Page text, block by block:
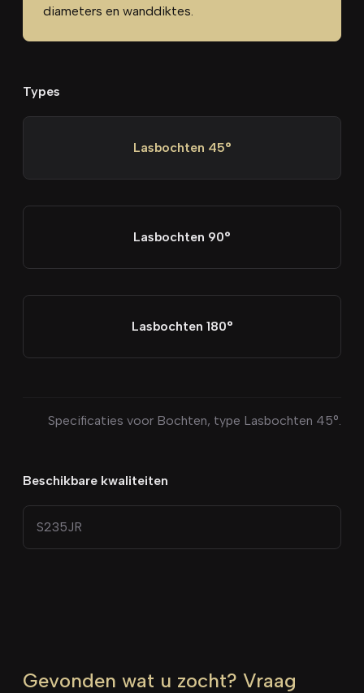
diameters en wanddiktes.
Types
Lasbochten 45°
Lasbochten 90°
Lasbochten 180°
Specificaties voor Bochten, type Lasbochten 45°.
Beschikbare kwaliteiten
S235JR
Gevonden wat u zocht? Vraag